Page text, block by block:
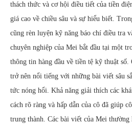
thách thức và cơ hội điều tiết của tiền
giá cao về chiều sâu và sự hiểu biết.
cũng rèn luyện kỹ năng báo chí điều tra
chuyên nghiệp của Mei bắt đầu tại một
thông tin hàng đầu về tiền tệ kỹ thuật số.
trở nên nổi tiếng với những bài viết sâu
tức nóng hổi. Khả năng giải thích các
cách rõ ràng và hấp dẫn của cô đã giúp
trung thành. Các bài viết của Mei thường